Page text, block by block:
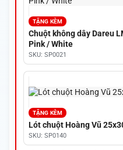
TẶNG KÈM
Chuột không dây Dareu
Pink / White
SKU: SP0021
TẶNG KÈM
Lót chuột Hoàng Vũ
SKU: SP0140